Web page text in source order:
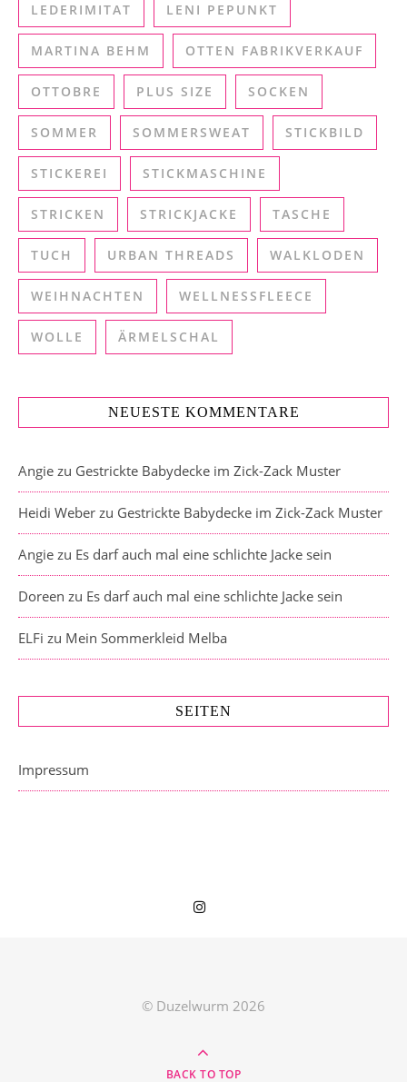
LEDERIMITAT LENI PEPUNKT
MARTINA BEHM OTTEN FABRIKVERKAUF
OTTOBRE PLUS SIZE SOCKEN
SOMMER SOMMERSWEAT STICKBILD
STICKEREI STICKMASCHINE
STRICKEN STRICKJACKE TASCHE
TUCH URBAN THREADS WALKLODEN
WEIHNACHTEN WELLNESSFLEECE
WOLLE ÄRMELSCHAL
NEUESTE KOMMENTARE
Angie zu Gestrickte Babydecke im Zick-Zack Muster
Heidi Weber zu Gestrickte Babydecke im Zick-Zack Muster
Angie zu Es darf auch mal eine schlichte Jacke sein
Doreen zu Es darf auch mal eine schlichte Jacke sein
ELFi zu Mein Sommerkleid Melba
SEITEN
Impressum
© Duzelwurm 2026
BACK TO TOP